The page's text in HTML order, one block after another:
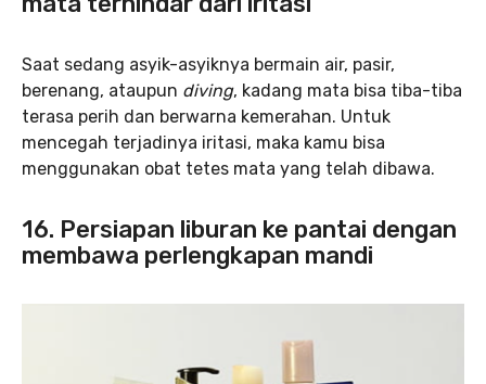
Saat sedang asyik-asyiknya bermain air, pasir,
berenang, ataupun diving, kadang mata bisa tiba-tiba
terasa perih dan berwarna kemerahan. Untuk
mencegah terjadinya iritasi, maka kamu bisa
menggunakan obat tetes mata yang telah dibawa.
16. Persiapan liburan ke pantai dengan
membawa perlengkapan mandi